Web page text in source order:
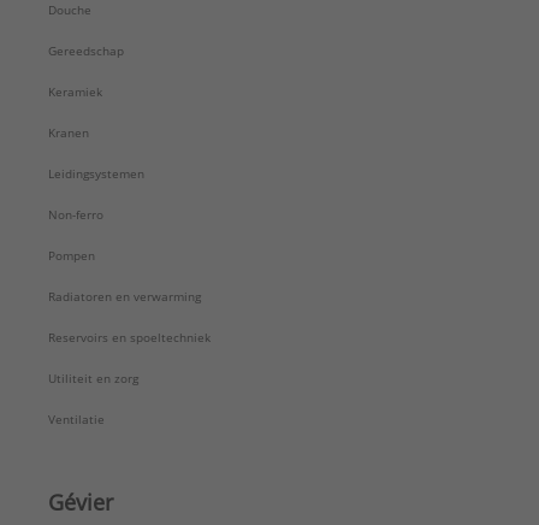
Douche
Gereedschap
Keramiek
Kranen
Leidingsystemen
Non-ferro
Pompen
Radiatoren en verwarming
Reservoirs en spoeltechniek
Utiliteit en zorg
Ventilatie
Gévier